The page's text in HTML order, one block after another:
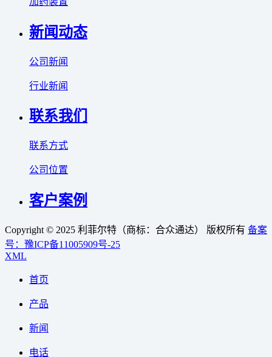
新闻动态
公司新闻
行业新闻
联系我们
联系方式
公司位置
客户案例
Copyright © 2025 利菲尔特（商标：合众通达） 版权所有 备案
号：豫ICP备11005909号-25
XML
首页
产品
新闻
电话